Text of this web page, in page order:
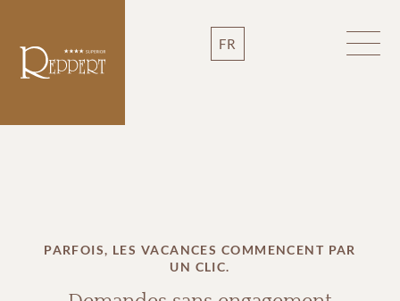
FR
PARFOIS, LES VACANCES COMMENCENT PAR
UN CLIC.